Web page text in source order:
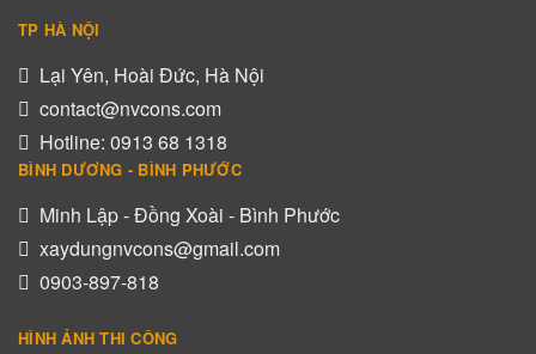
TP HÀ NỘI
Lại Yên, Hoài Đức, Hà Nội
contact@nvcons.com
Hotline: 0913 68 1318
BÌNH DƯƠNG - BÌNH PHƯỚC
Minh Lập - Đồng Xoài - Bình Phước
xaydungnvcons@gmail.com
0903-897-818
HÌNH ẢNH THI CÔNG